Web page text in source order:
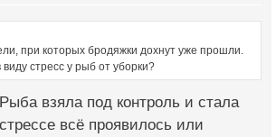
при которых бродяжки дохнут уже прошли.
стресс у рыб от уборки?
взяла под контроль и стала
всё проявилось или